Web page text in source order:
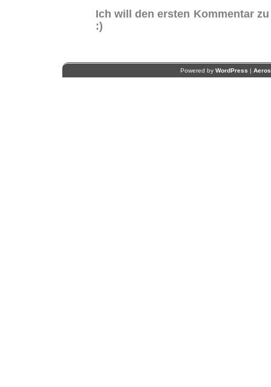
Ich will den ersten Kommentar
:)
Powered by WordPress |